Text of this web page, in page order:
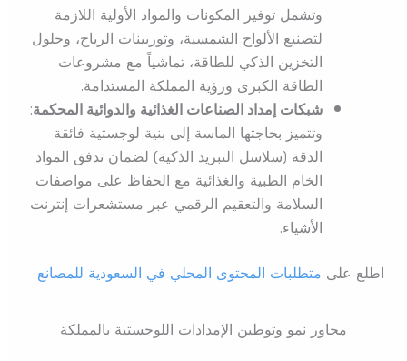
وتشمل توفير المكونات والمواد الأولية اللازمة
لتصنيع الألواح الشمسية، وتوربينات الرياح، وحلول
التخزين الذكي للطاقة، تماشياً مع مشروعات
الطاقة الكبرى ورؤية المملكة المستدامة.
شبكات إمداد الصناعات الغذائية والدوائية المحكمة:
وتتميز بحاجتها الماسة إلى بنية لوجستية فائقة
الدقة (سلاسل التبريد الذكية) لضمان تدفق المواد
الخام الطبية والغذائية مع الحفاظ على مواصفات
السلامة والتعقيم الرقمي عبر مستشعرات إنترنت
الأشياء.
اطلع على متطلبات المحتوى المحلي في السعودية للمصانع
محاور نمو وتوطين الإمدادات اللوجستية بالمملكة